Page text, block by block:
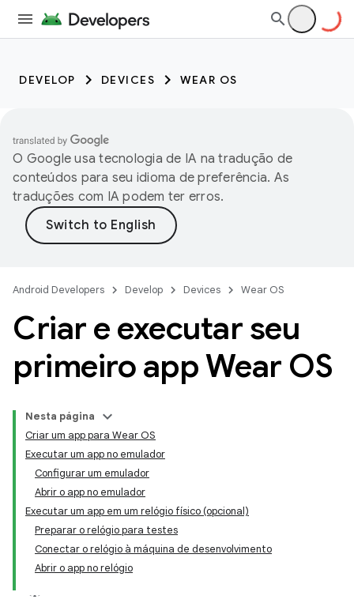
DEVELOP DEVICES WEAR OS
O Google usa tecnologia de IA na tradução de
conteúdos para seu idioma de preferência. As
traduções com IA podem ter erros.
Android Developers Develop Devices Wear OS
Criar e executar seu
primeiro app Wear OS
Nesta página
Criar um app para Wear OS
Executar um app no emulador
Configurar um emulador
Abrir o app no emulador
Executar um app em um relógio físico (opcional)
Preparar o relógio para testes
Conectar o relógio à máquina de desenvolvimento
Abrir o app no relógio